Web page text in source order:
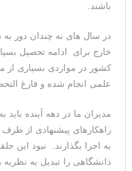
باشند.
در سال های نه چندان دور به
خارج برای ادامه تحصیل
کشور در مواردی بسیاری از
علمی انجام شده و فارغ
مدیران ما در دهه آینده
راهکارهای پیشنهادی از
به اجرا بگذارند. نبود این
دانشگاهی را تبدیل به